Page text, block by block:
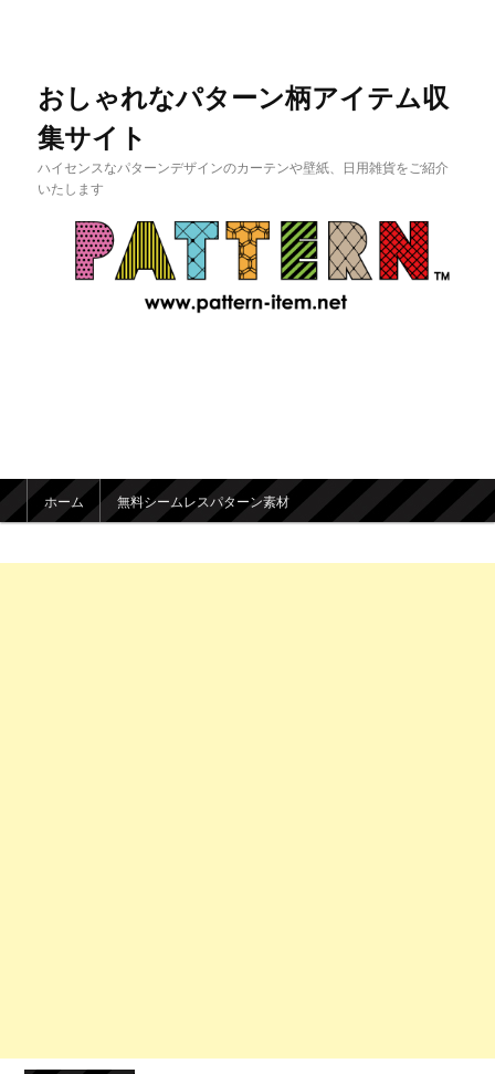
おしゃれなパターン柄アイテム収
集サイト
ハイセンスなパターンデザインのカーテンや壁紙、日用雑貨をご紹介
いたします
メインメニュー
メインコンテンツへ移動
サブコンテンツへ移動
ホーム 無料シームレスパターン素材